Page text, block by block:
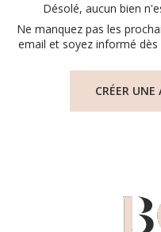
Désolé, aucun bien
Ne manquez pas les
email et soyez informé
CRÉER